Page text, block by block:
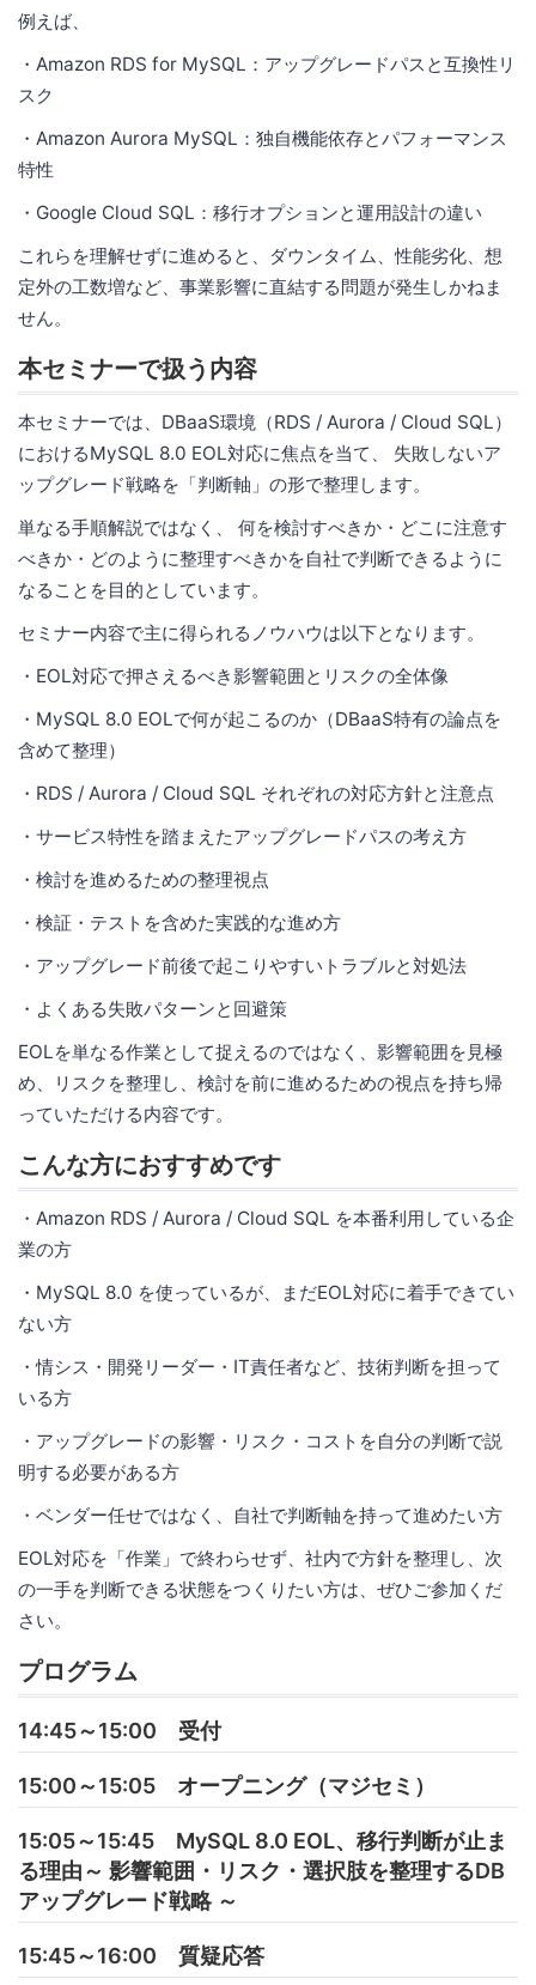
例えば、
・Amazon RDS for MySQL：アップグレードパスと互換性リ
スク
・Amazon Aurora MySQL：独自機能依存とパフォーマンス
特性
・Google Cloud SQL：移行オプションと運用設計の違い
これらを理解せずに進めると、ダウンタイム、性能劣化、想
定外の工数増など、事業影響に直結する問題が発生しかねま
せん。
本セミナーで扱う内容
本セミナーでは、DBaaS環境（RDS / Aurora / Cloud SQL）
におけるMySQL 8.0 EOL対応に焦点を当て、 失敗しないア
ップグレード戦略を「判断軸」の形で整理します。
単なる手順解説ではなく、 何を検討すべきか・どこに注意す
べきか・どのように整理すべきかを自社で判断できるように
なることを目的としています。
セミナー内容で主に得られるノウハウは以下となります。
・EOL対応で押さえるべき影響範囲とリスクの全体像
・MySQL 8.0 EOLで何が起こるのか（DBaaS特有の論点を
含めて整理）
・RDS / Aurora / Cloud SQL それぞれの対応方針と注意点
・サービス特性を踏まえたアップグレードパスの考え方
・検討を進めるための整理視点
・検証・テストを含めた実践的な進め方
・アップグレード前後で起こりやすいトラブルと対処法
・よくある失敗パターンと回避策
EOLを単なる作業として捉えるのではなく、影響範囲を見極
め、リスクを整理し、検討を前に進めるための視点を持ち帰
っていただける内容です。
こんな方におすすめです
・Amazon RDS / Aurora / Cloud SQL を本番利用している企
業の方
・MySQL 8.0 を使っているが、まだEOL対応に着手できてい
ない方
・情シス・開発リーダー・IT責任者など、技術判断を担って
いる方
・アップグレードの影響・リスク・コストを自分の判断で説
明する必要がある方
・ベンダー任せではなく、自社で判断軸を持って進めたい方
EOL対応を「作業」で終わらせず、社内で方針を整理し、次
の一手を判断できる状態をつくりたい方は、ぜひご参加くだ
さい。
プログラム
14:45～15:00 受付
15:00～15:05 オープニング（マジセミ）
15:05～15:45 MySQL 8.0 EOL、移行判断が止ま
る理由～ 影響範囲・リスク・選択肢を整理するDB
アップグレード戦略 ～
15:45～16:00 質疑応答